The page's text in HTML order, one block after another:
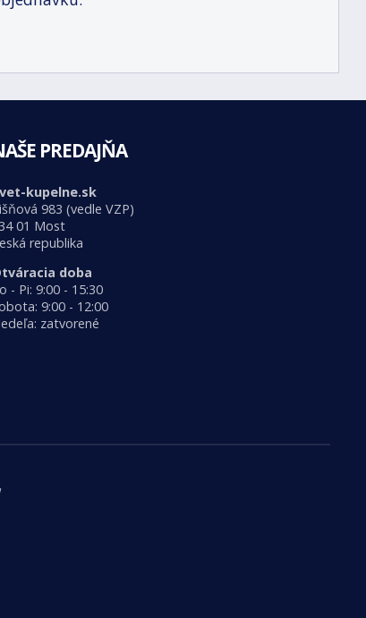
PREDAJŇA
kupelne.sk
983 (vedle VZP)
01 Most
republika
doba
- Pi: 9:00 - 15:30
9:00 - 12:00
zatvorené